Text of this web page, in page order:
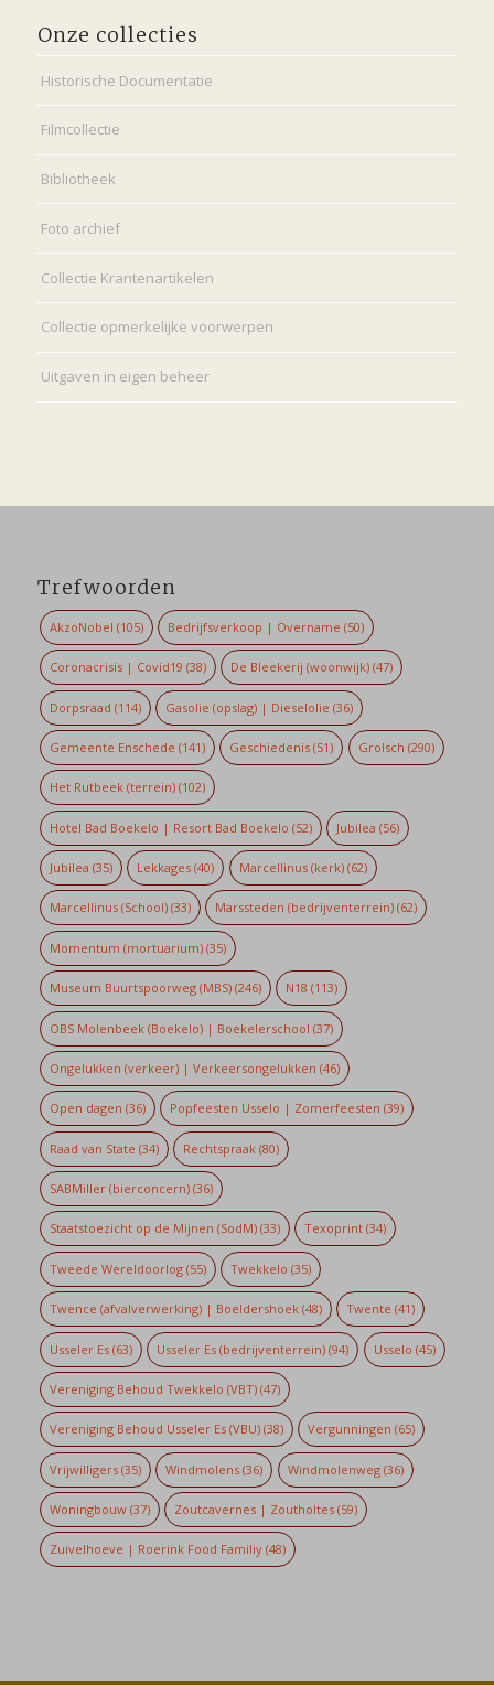
Onze collecties
Historische Documentatie
Filmcollectie
Bibliotheek
Foto archief
Collectie Krantenartikelen
Collectie opmerkelijke voorwerpen
Uitgaven in eigen beheer
Trefwoorden
AkzoNobel (105) Bedrijfsverkoop | Overname (50)
Coronacrisis | Covid19 (38) De Bleekerij (woonwijk) (47)
Dorpsraad (114) Gasolie (opslag) | Dieselolie (36)
Gemeente Enschede (141) Geschiedenis (51) Grolsch (290)
Het Rutbeek (terrein)(102)
Hotel Bad Boekelo | Resort Bad Boekelo (52) Jubilea (56)
Jubilea (35) Lekkages (40) Marcellinus (kerk)(62)
Marcellinus (School)(33) Marssteden (bedrijventerrein) (62)
Momentum (mortuarium)(35)
Museum Buurtspoorweg (MBS)(246) N18 (113)
OBS Molenbeek (Boekelo) | Boekelerschool (37)
Ongelukken (verkeer) | Verkeersongelukken (46)
Open dagen (36) Popfeesten Usselo | Zomerfeesten (39)
Raad van State (34) Rechtspraak (80)
SABMiller (bierconcern)(36)
Staatstoezicht op de Mijnen (SodM)(33) Texoprint (34)
Tweede Wereldoorlog(55) Twekkelo (35)
Twence (afvalverwerking) | Boeldershoek(48) Twente (41)
Usseler Es(63) Usseler Es (bedrijventerrein) (94) Usselo (45)
Vereniging Behoud Twekkelo (VBT)(47)
Vereniging Behoud Usseler Es (VBU)(38) Vergunningen (65)
Vrijwilligers(35) Windmolens (36) Windmolenweg(36)
Woningbouw(37) Zoutcavernes | Zoutholtes (59)
Zuivelhoeve | Roerink Food Familiy(48)